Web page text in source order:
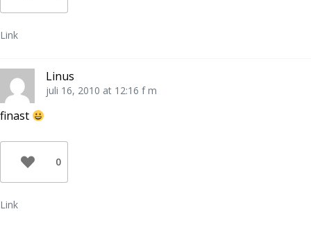
Link
Linus
juli 16, 2010 at 12:16 f m
finast
0
Link